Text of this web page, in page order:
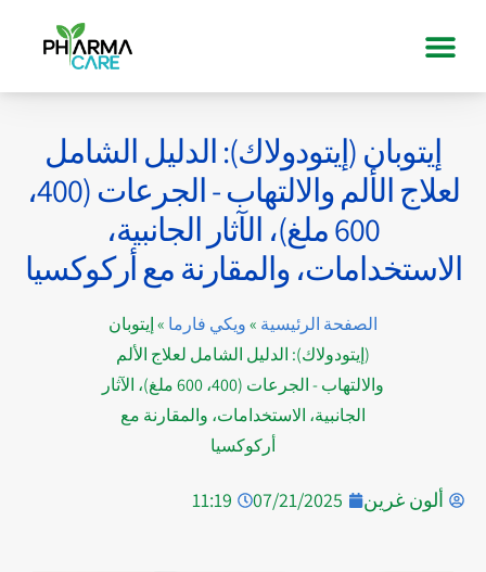
إيتوبان (إيتودولاك): الدليل الشامل
لعلاج الألم والالتهاب - الجرعات (400،
600 ملغ)، الآثار الجانبية،
الاستخدامات، والمقارنة مع أركوكسيا
الصفحة الرئيسية »ويكي فارما »إيتوبان
(إيتودولاك): الدليل الشامل لعلاج الألم
والالتهاب - الجرعات (400، 600 ملغ)، الآثار
الجانبية، الاستخدامات، والمقارنة مع
أركوكسيا
ألون غرين 07/21/2025
11:19